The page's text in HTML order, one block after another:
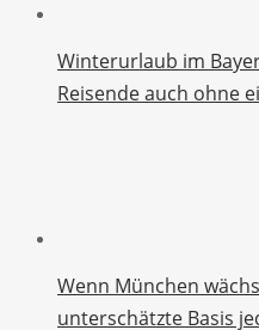
Winterurlaub im
Reisende auch ohne
Wenn München
unterschätzte Basis